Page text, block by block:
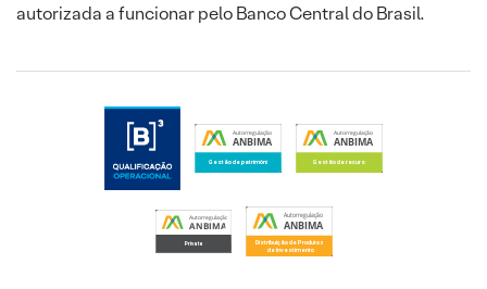
autorizada a funcionar pelo Banco Central do Brasil.